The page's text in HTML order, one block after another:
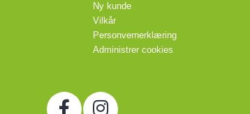
Ny kunde
Vilkår
Personvernerklæring
Administrer cookies